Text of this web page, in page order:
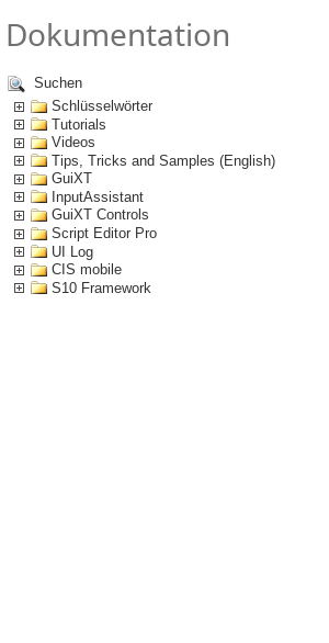
Dokumentation
Suchen
Schlüsselwörter
Tutorials
Videos
Tips, Tricks and Samples (English)
GuiXT
InputAssistant
GuiXT Controls
Script Editor Pro
UI Log
CIS mobile
S10 Framework